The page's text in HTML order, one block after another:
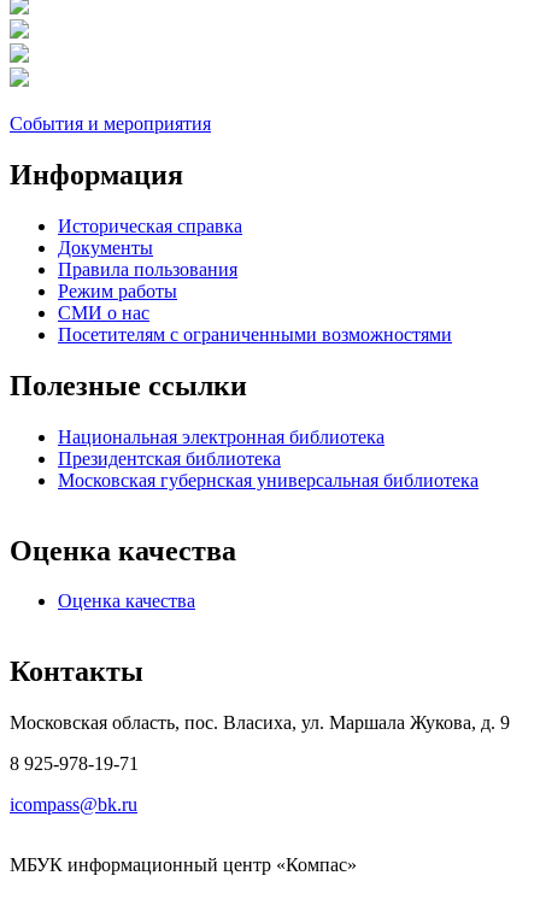
События и мероприятия
Информация
Историческая справка
Документы
Правила пользования
Режим работы
СМИ о нас
Посетителям с ограниченными возможностями
Полезные ссылки
Национальная электронная библиотека
Президентская библиотека
Московская губернская универсальная библиотека
Оценка качества
Оценка качества
Контакты
Московская область, пос. Власиха, ул. Маршала Жукова, д. 9
8 925-978-19-71
icompass@bk.ru
МБУК информационный центр «Компас»